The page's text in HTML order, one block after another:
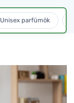
Unisex parfümök